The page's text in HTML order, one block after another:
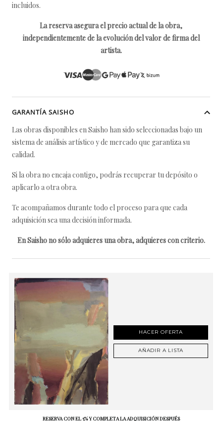
incluidos.
La reserva asegura el precio actual de la obra,
independientemente de la evolución del valor de firma del
artista.
GARANTÍA SAISHO
Las obras disponibles en Saisho han sido seleccionadas bajo un
sistema de análisis artístico y de mercado que garantiza su
calidad.
Si la obra no encaja contigo, podrás recuperar tu depósito o
aplicarlo a otra obra.
Te acompañamos durante todo el proceso para que cada
adquisición sea una decisión informada.
En Saisho no sólo adquieres una obra, adquieres con criterio.
HACER OFERTA
AÑADIR A LISTA
RESERVA CON EL 5% Y COMPLETA LA ADQUISICIÓN DESPUÉS